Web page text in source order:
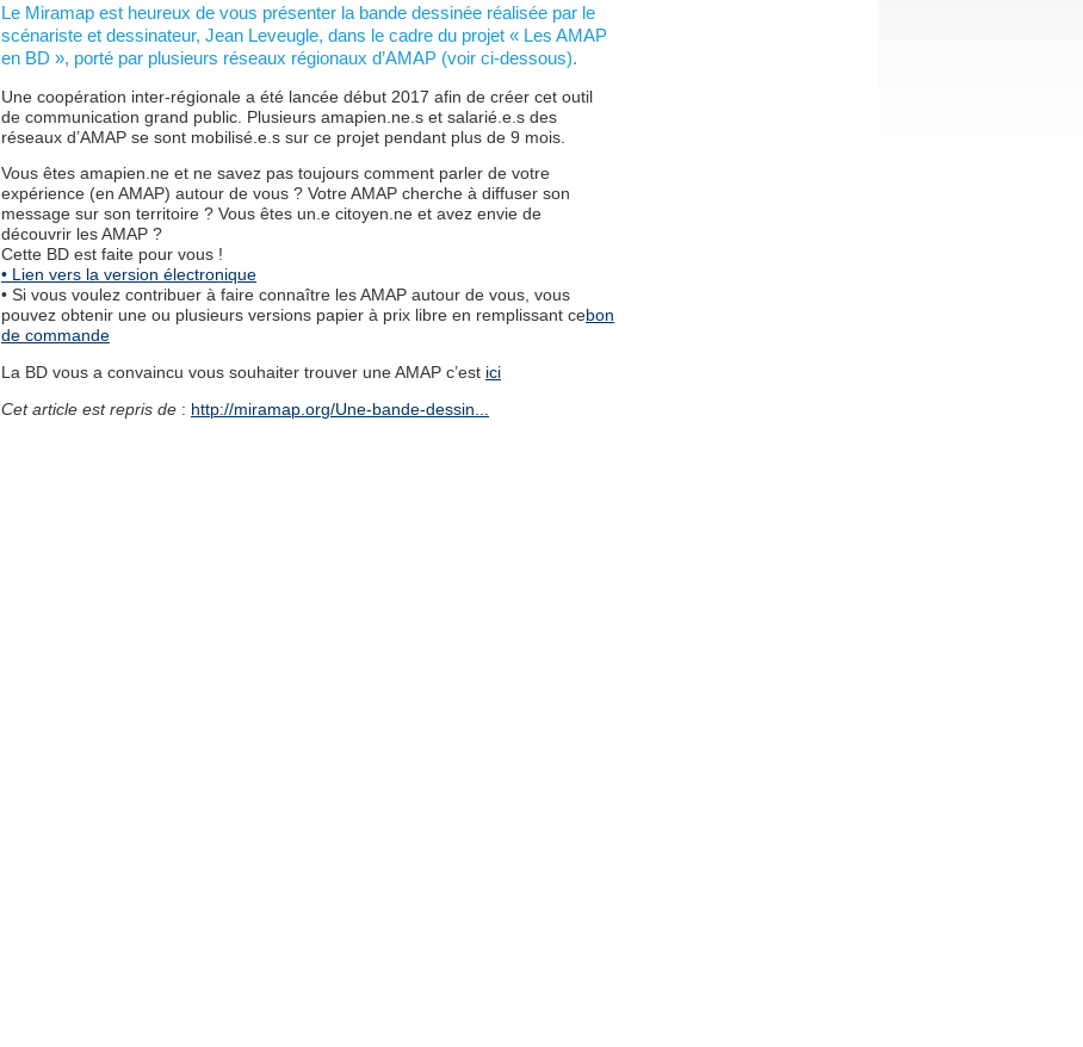
Le Miramap est heureux de vous présenter la bande dessinée réalisée par le
scénariste et dessinateur, Jean Leveugle, dans le cadre du projet « Les AMAP
en BD », porté par plusieurs réseaux régionaux d’AMAP (voir ci-dessous).
Une coopération inter-régionale a été lancée début 2017 afin de créer cet outil
de communication grand public. Plusieurs amapien.ne.s et salarié.e.s des
réseaux d’AMAP se sont mobilisé.e.s sur ce projet pendant plus de 9 mois.
Vous êtes amapien.ne et ne savez pas toujours comment parler de votre
expérience (en AMAP) autour de vous ? Votre AMAP cherche à diffuser son
message sur son territoire ? Vous êtes un.e citoyen.ne et avez envie de
découvrir les AMAP ?
Cette BD est faite pour vous !
• Lien vers la version électronique
• Si vous voulez contribuer à faire connaître les AMAP autour de vous, vous
pouvez obtenir une ou plusieurs versions papier à prix libre en remplissant cebon
de commande
La BD vous a convaincu vous souhaiter trouver une AMAP c’est ici
Cet article est repris de : http://miramap.org/Une-bande-dessin...